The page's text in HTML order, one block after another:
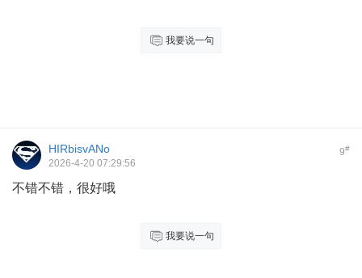
我要说一句
9#
HIRbisvANo
2026-4-20 07:29:56
不错不错，很好哦
我要说一句